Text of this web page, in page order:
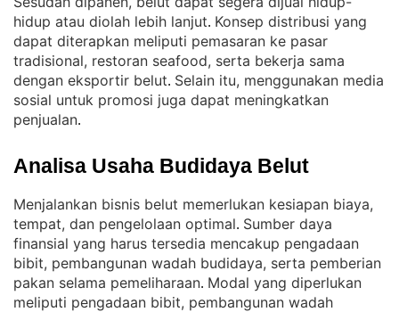
hidup atau diolah lebih lanjut. Konsep distribusi yang
dapat diterapkan meliputi pemasaran ke pasar
tradisional, restoran seafood, serta bekerja sama
dengan eksportir belut. Selain itu, menggunakan media
sosial untuk promosi juga dapat meningkatkan
penjualan.
Analisa Usaha Budidaya Belut
Menjalankan bisnis belut memerlukan kesiapan biaya,
tempat, dan pengelolaan optimal. Sumber daya
finansial yang harus tersedia mencakup pengadaan
bibit, pembangunan wadah budidaya, serta pemberian
pakan selama pemeliharaan. Modal yang diperlukan
meliputi pengadaan bibit, pembangunan wadah